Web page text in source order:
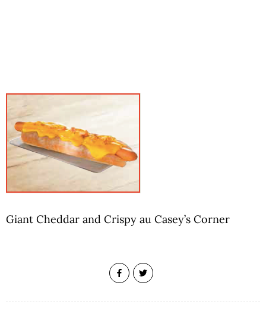
Giant Cheddar and Crispy au Casey’s Corner